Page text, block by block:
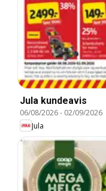
Jula kundeavis
06/08/2026- 02/09/2026
Jula